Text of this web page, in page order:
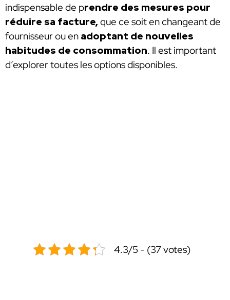
indispensable de prendre des mesures pour
réduire sa facture,que ce soit en changeant de
fournisseur ou en adoptant de nouvelles
habitudes de consommation. Il est important
d’explorer toutes les options disponibles.
4.3/5 - (37 votes)